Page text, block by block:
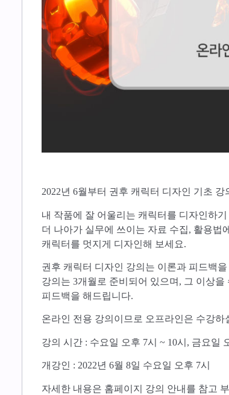
2022년 6월부터 권후 캐릭터 디자인 기초 강
내 작품에 잘 어울리는 캐릭터를 디자인하
더 나아가 실무에 쓰이는 자료 수집, 활용법
캐릭터를 멋지게 디자인해 보세요.
권후 캐릭터 디자인 강의는 이론과 피드백
강의는 3개월로 준비되어 있으며, 그 이상
피드백을 해드립니다.
온라인 전용 강의이므로 오프라인은 수강하
강의 시간 : 수요일 오후 7시 ~ 10시, 금요일
개강인 : 2022년 6월 8일 수요일 오후 7시
자세한 내용은 홈페이지 강의 안내를 참고